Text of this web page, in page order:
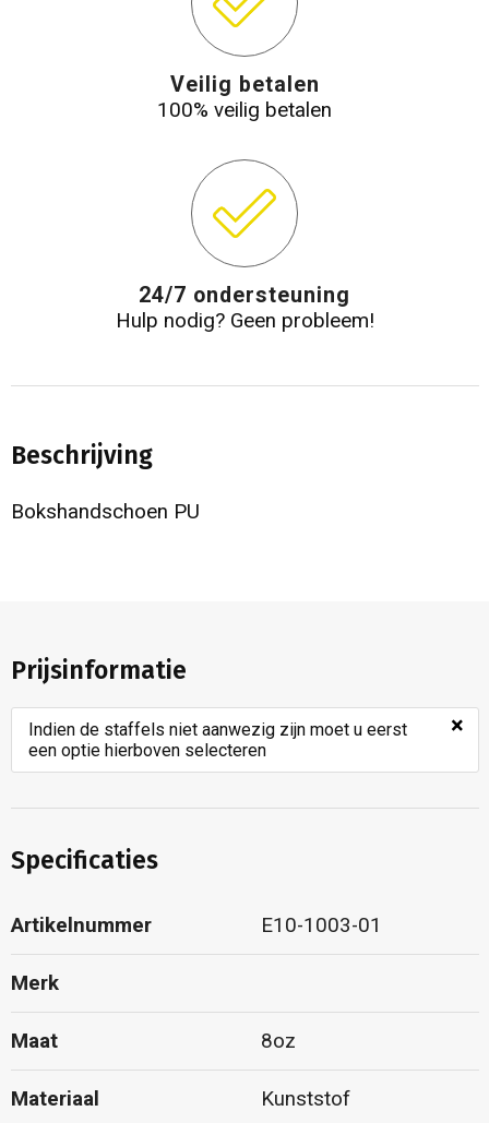
Veilig betalen
100% veilig betalen
24/7 ondersteuning
Hulp nodig? Geen probleem!
Beschrijving
Bokshandschoen PU
Prijsinformatie
Indien de staffels niet aanwezig zijn moet u eerst
een optie hierboven selecteren
×
Specificaties
Artikelnummer E10-1003-01
Merk
Maat 8oz
Materiaal Kunststof